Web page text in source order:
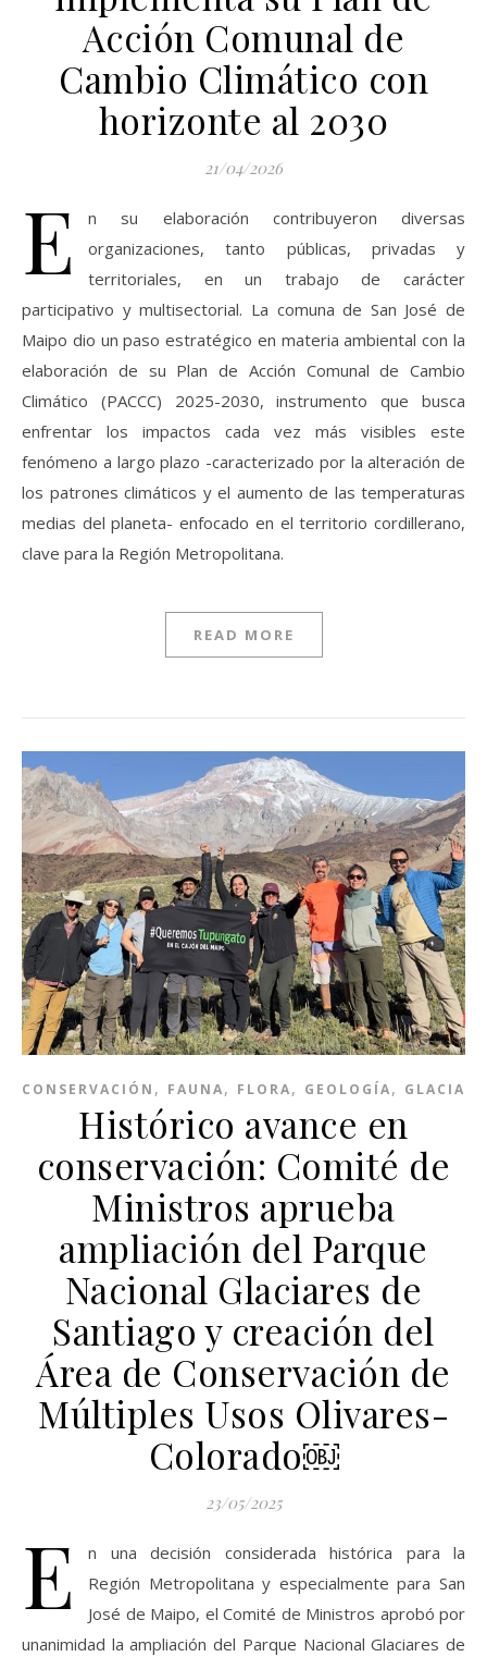
Acción Comunal de
Cambio Climático con
horizonte al 2030
21/04/2026
E
n su elaboración contribuyeron diversas
organizaciones, tanto públicas, privadas y
territoriales, en un trabajo de carácter
participativo y multisectorial. La comuna de San José de
Maipo dio un paso estratégico en materia ambiental con la
elaboración de su Plan de Acción Comunal de Cambio
Climático (PACCC) 2025-2030, instrumento que busca
enfrentar los impactos cada vez más visibles este
fenómeno a largo plazo -caracterizado por la alteración de
los patrones climáticos y el aumento de las temperaturas
medias del planeta- enfocado en el territorio cordillerano,
clave para la Región Metropolitana.
READ MORE
CONSERVACIÓN , FAUNA, FLORA, GEOLOGÍA,
Histórico avance en
conservación: Comité de
Ministros aprueba
ampliación del Parque
Nacional Glaciares de
Santiago y creación del
Área de Conservación de
Múltiples Usos Olivares-
Colorado￼
23/05/2025
E
n una decisión considerada histórica para la
Región Metropolitana y especialmente para San
José de Maipo, el Comité de Ministros aprobó por
unanimidad la ampliación del Parque Nacional Glaciares de